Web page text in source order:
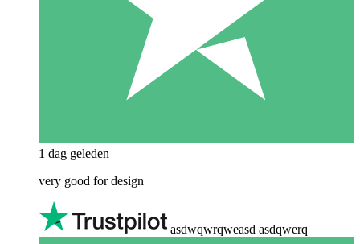
1 dag geleden
very good for design
asdwqwrqweasd asdqwerq